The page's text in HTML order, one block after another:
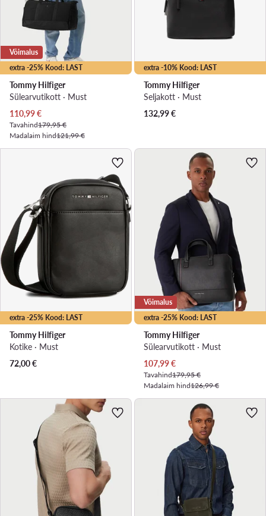
extra -25% Kood: LAST
Võimalus
Tommy Hilfiger
Sülearvutikott · Must
Praegune hind
110,99€
Tavahind179,95 €
Madalaim hind121,99 €
extra -10% Kood: LAST
Tommy Hilfiger
Seljakott · Must
132,99€
extra -25% Kood: LAST
Tommy Hilfiger
Kotike · Must
72,00€
extra -25% Kood: LAST
Võimalus
Tommy Hilfiger
Sülearvutikott · Must
Praegune hind
107,99€
Tavahind179,95 €
Madalaim hind126,99 €